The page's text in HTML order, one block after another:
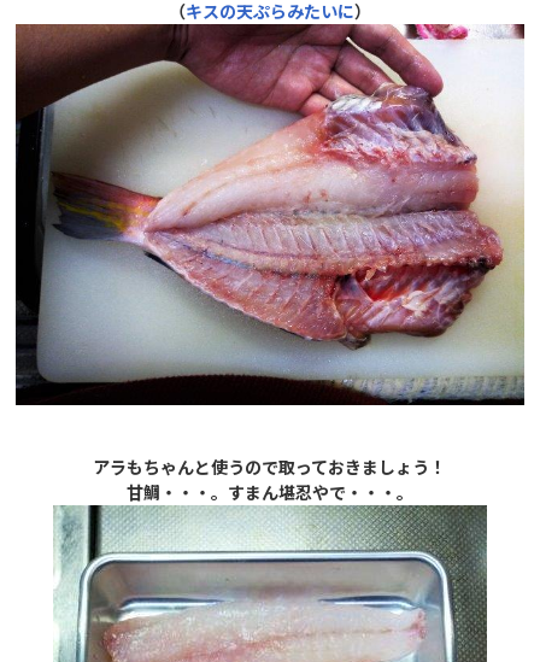
（キスの天ぷらみたいに）
アラもちゃんと使うので取っておきましょう！
甘鯛・・・。すまん堪忍やで・・・。